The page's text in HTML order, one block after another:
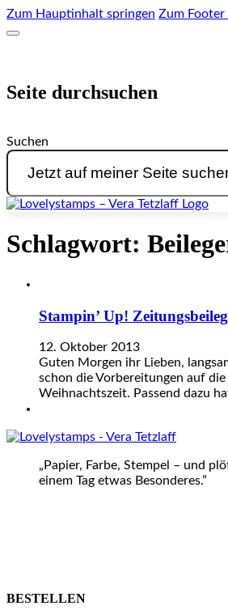
Zum Hauptinhalt springen Zum Footer
Seite durchsuchen
Suchen
Schlagwort:
Stampin’ Up!
12. Oktober 2013
Guten Morgen ihr Lieben,
schon die Vorbereitungen auf
Weihnachtszeit. Passend dazu
„Papier, Farbe, Stempel – und
einem Tag etwas Besonderes.”
BESTELLEN